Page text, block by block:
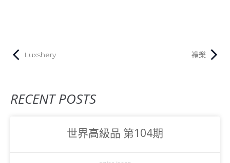
Luxshery 禮樂
RECENT POSTS
世界高級品 第104期